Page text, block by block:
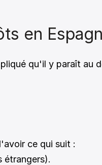
en
qu'il y paraît
ce qui suit :
étrangers).